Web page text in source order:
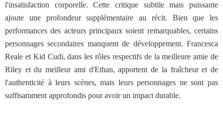
l'insatisfaction corporelle. Cette critique subtile mais puissante
ajoute une profondeur supplémentaire au récit. Bien que les
performances des acteurs principaux soient remarquables, certains
personnages secondaires manquent de développement. Francesca
Reale et Kid Cudi, dans les rôles respectifs de la meilleure amie de
Riley et du meilleur ami d'Ethan, apportent de la fraîcheur et de
l'authenticité à leurs scènes, mais leurs personnages ne sont pas
suffisamment approfondis pour avoir un impact durable.